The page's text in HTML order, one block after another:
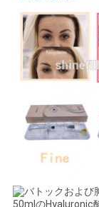
PRIVACY
POLICY